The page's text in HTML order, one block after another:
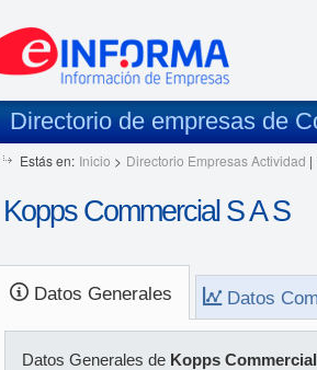
Directorio de empresas de
Estás en: Inicio > Directorio Empresas Actividad |
Kopps Commercial S A S
Datos Generales Datos
Datos Generales de Kopps